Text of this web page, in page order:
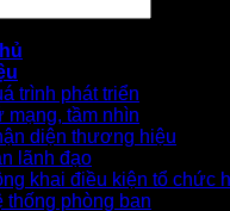
trình phát triển
mạng, tầm nhìn
diện thương hiệu
lãnh đạo
khai điều kiện tổ chức
thống phòng ban